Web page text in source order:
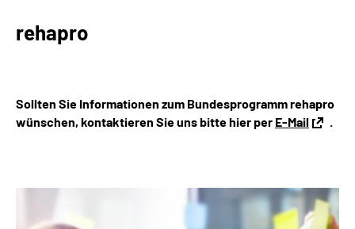
Leichte Sprache
rehapro
Sollten Sie Informationen zum Bundesprogramm rehapro
wünschen, kontaktieren Sie uns bitte hier per E-Mail .